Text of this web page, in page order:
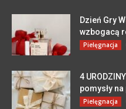
Dzień Gry
wzbogacą
Pielęgnacja
4
pomysły
Pielęgnacja